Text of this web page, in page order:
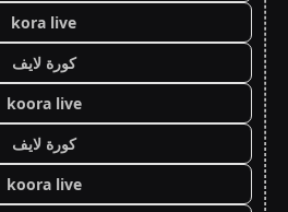
kora live
كورة لايف
koora live
كورة لايف
koora live